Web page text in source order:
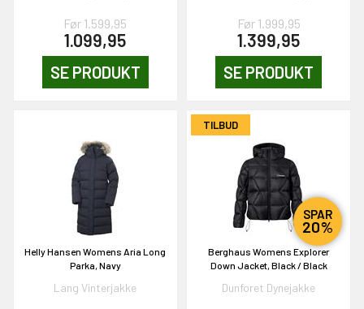
Før 1.599,95
1.099,95
SE PRODUKT
Før 1.999,95
1.399,95
SE PRODUKT
Helly Hansen Womens Aria Long
Parka, Navy
Lang Vinterjakke
TILBUD
SPAR
20%
Berghaus Womens Explorer
Down Jacket, Black / Black
Dunforet Dynejakke
NEJ TAK!